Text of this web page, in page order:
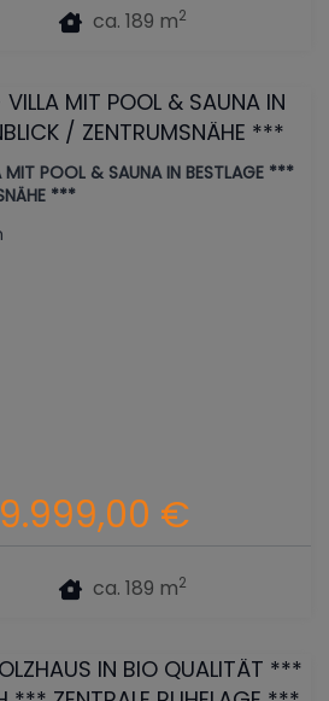
ca. 189 m2
POOL & SAUNA IN BESTLAGE ***
***
ca. 189 m2
€